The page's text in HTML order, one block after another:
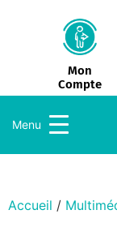
Mon
Compte
Menu
Accueil /